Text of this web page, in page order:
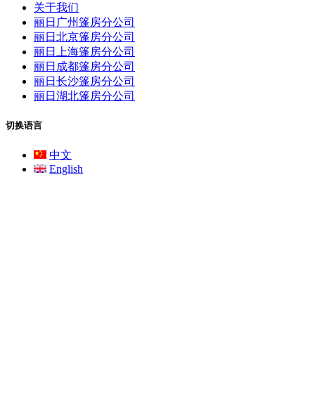
关于我们
丽日广州篷房分公司
丽日北京篷房分公司
丽日上海篷房分公司
丽日成都篷房分公司
丽日长沙篷房分公司
丽日湖北篷房分公司
切换语言
中文
English